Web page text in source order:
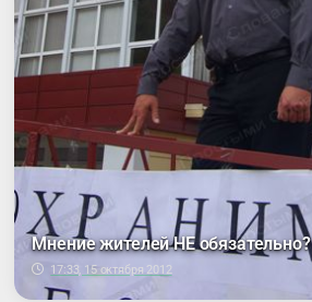
Мнение жителей НЕ обязательно?
17:33, 15 октября 2012